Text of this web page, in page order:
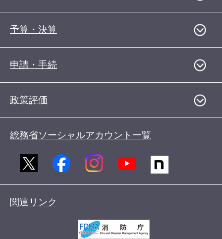
予算・決算
申請・手続
政策評価
総務省ソーシャルアカウント一覧
関連リンク